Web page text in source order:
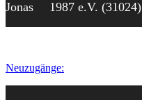
Jonas
1987 e.V. (31024)
Neuzugänge: